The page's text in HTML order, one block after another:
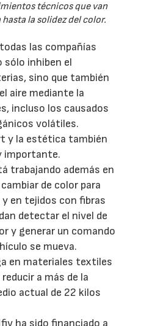
técnicos que van
la solidez del color.
las compañías
sólo inhiben el
sino que también
aire mediante la
incluso los causados
volátiles.
y la estética también
importante.
trabajando además en
de color para
en tejidos con fibras
detectar el nivel de
y generar un comando
se mueva.
en materiales textiles
a más de la
actual de 22 kilos